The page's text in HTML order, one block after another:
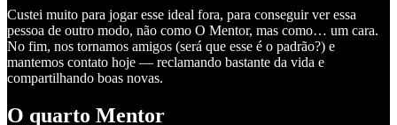
Custei muito para jogar esse ideal fora, para conseguir ver essa
pessoa de outro modo, não como O Mentor, mas como… um cara.
No fim, nos tornamos amigos (será que esse é o padrão?) e
mantemos contato hoje — reclamando bastante da vida e
compartilhando boas novas.
O quarto Mentor